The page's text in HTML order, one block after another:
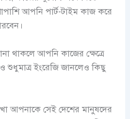
আপনি পার্ট-টাইম কাজ করে
থাকলে আপনি কাজের ক্ষেত্রে
শুধুমাত্র ইংরেজি জানলেও কিছু
আপনাকে সেই দেশের মানুষদের